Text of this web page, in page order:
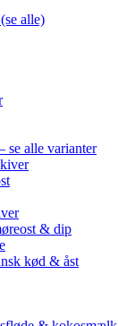
alle)
se alle varianter
& dip
kød & åst